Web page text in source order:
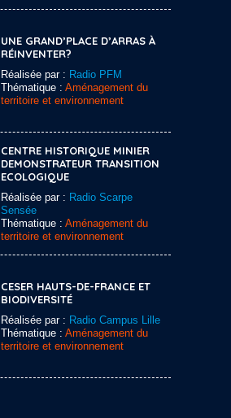
UNE GRAND’PLACE D’ARRAS À
RÉINVENTER?
Réalisée par : Radio PFM
Thématique : Aménagement du
territoire et environnement
CENTRE HISTORIQUE MINIER
DEMONSTRATEUR TRANSITION
ECOLOGIQUE
Réalisée par : Radio Scarpe
Sensée
Thématique : Aménagement du
territoire et environnement
CESER HAUTS-DE-FRANCE ET
BIODIVERSITÉ
Réalisée par : Radio Campus Lille
Thématique : Aménagement du
territoire et environnement